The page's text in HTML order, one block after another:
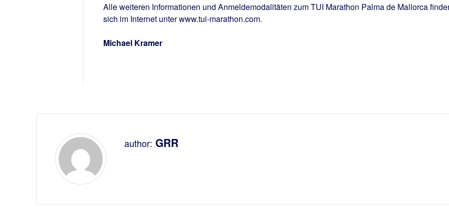
Alle weiteren Informationen und Anmeldemodalitäten zum TUI Marathon Palma de Mallorca
sich im Internet unter www.tui-marathon.com.
Michael Kramer
author: GRR